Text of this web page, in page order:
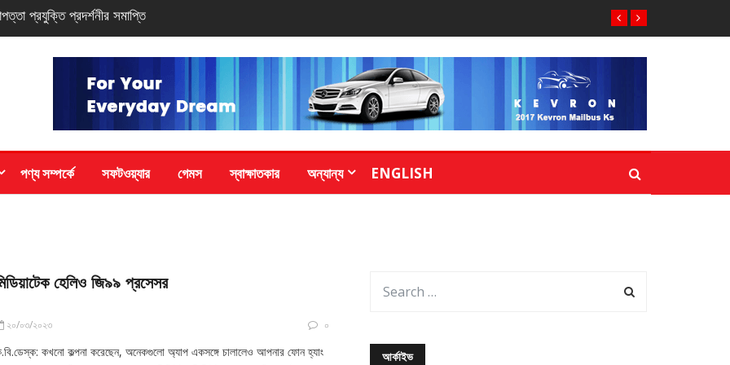
সিরিজ স্মার্টফোন
পণ্য সম্পর্কে সফটওয়্যার গেমস স্বাক্ষাতকার অন্যান্য ENGLISH
হেলিও জি৯৯ প্রসেসর
২০/০৩/২০২৩ ০
কখনো কল্পনা করেছেন, অনেকগুলো অ্যাপ একসঙ্গে চালালেও আপনার ফোন হ্যাং
আর্কাইভ